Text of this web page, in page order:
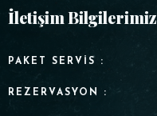
İletişim Bilgilerimiz
PAKET SERVIS :
REZERVASYON :